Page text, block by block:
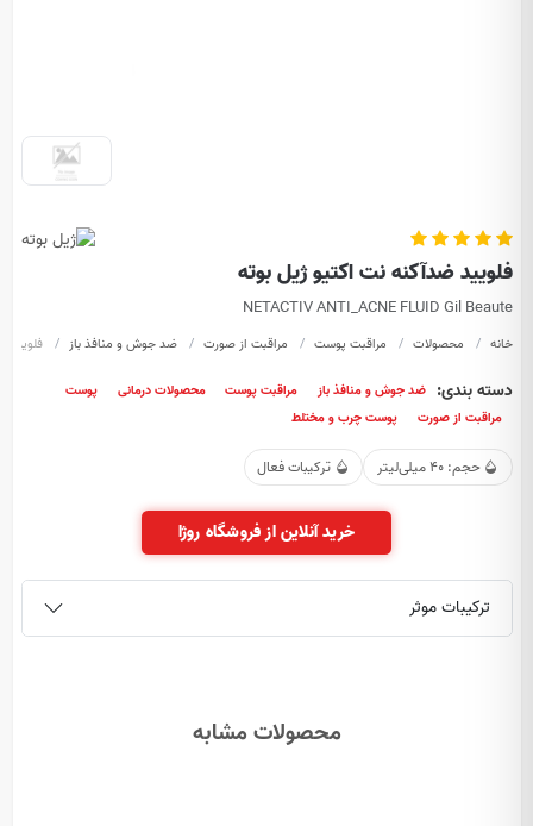
فلویید ضدآکنه نت اکتیو ژیل بوته
NETACTIV ANTI_ACNE FLUID Gil Beaute
خانه محصولات مراقبت پوست مراقبت از صورت ضد جوش و منافذ باز فلویید
دسته بندی: ضد جوش و منافذ باز مراقبت پوست محصولات درمانی
پوست
مراقبت از صورت
پوست چرب و مختلط
حجم: 40 میلی‌لیتر ترکیبات فعال
خرید آنلاین از فروشگاه روژا
ترکیبات موثر
محصولات مشابه